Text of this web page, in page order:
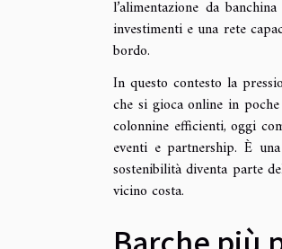
l’alimentazione da
investimenti e una rete
bordo.
In questo contesto la
che si gioca online in
colonnine efficienti, oggi
eventi e partnership. È
sostenibilità diventa parte
vicino costa.